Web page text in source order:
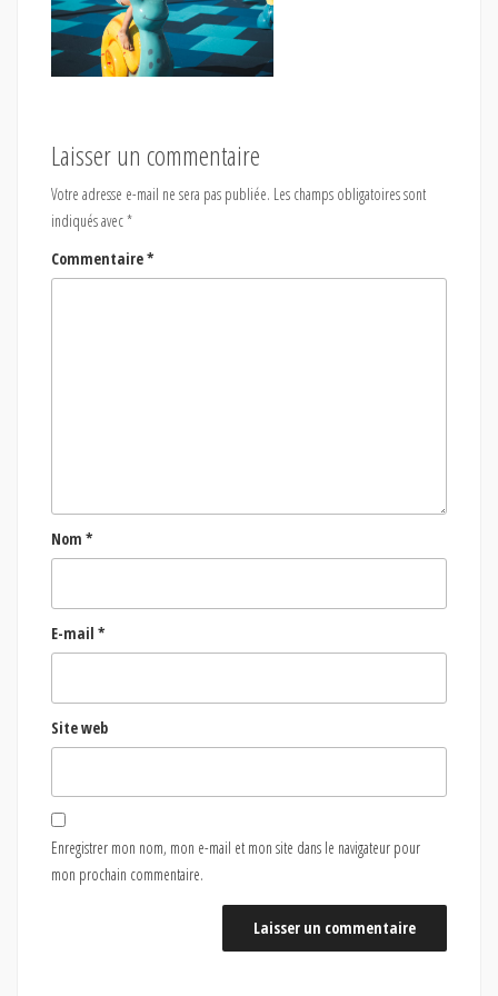
Laisser un commentaire
Votre adresse e-mail ne sera pas publiée. Les champs obligatoires sont
indiqués avec*
Commentaire*
Nom *
E-mail *
Site web
Enregistrer mon nom, mon e-mail et mon site dans le navigateur pour
mon prochain commentaire.